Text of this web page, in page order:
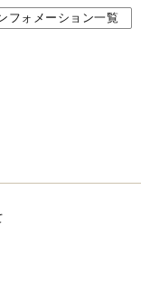
フォメーション一覧